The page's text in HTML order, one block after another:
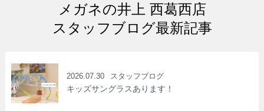
メガネの井上 西葛西店
スタッフブログ最新記事
2026.07.30 スタッフブログ
キッズサングラスあります！